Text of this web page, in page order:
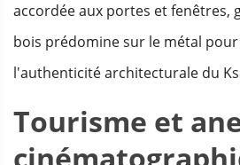
accordée aux portes et fenêtres,
bois prédomine sur le métal
l'authenticité architecturale du
Tourisme et